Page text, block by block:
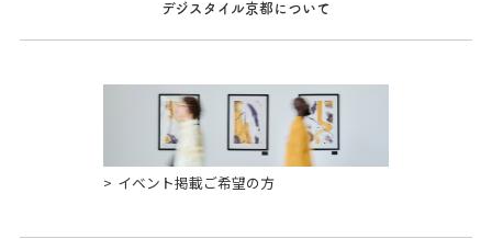
デジスタイル京都について
イベント掲載ご希望の方